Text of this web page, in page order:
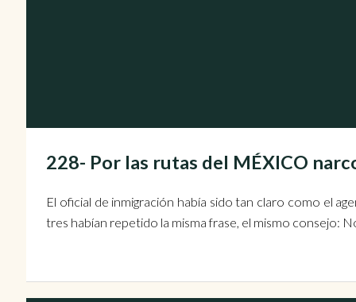
228- Por las rutas del MÉXICO
El oficial de inmigración había sido tan claro como el
tres habían repetido la misma frase, el mismo consejo: